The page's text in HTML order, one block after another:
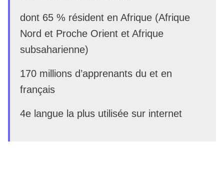
dont 65 % résident en Afrique (Afrique
Nord et Proche Orient et Afrique
subsaharienne)
170 millions d’apprenants du et en
français
4e langue la plus utilisée sur internet